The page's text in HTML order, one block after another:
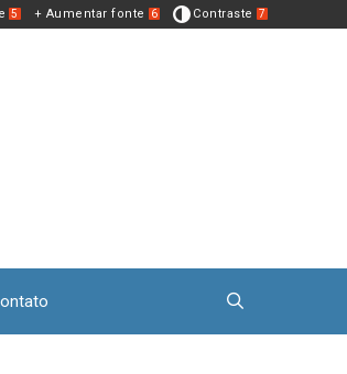
5 + Aumentar fonte 6 Contraste 7